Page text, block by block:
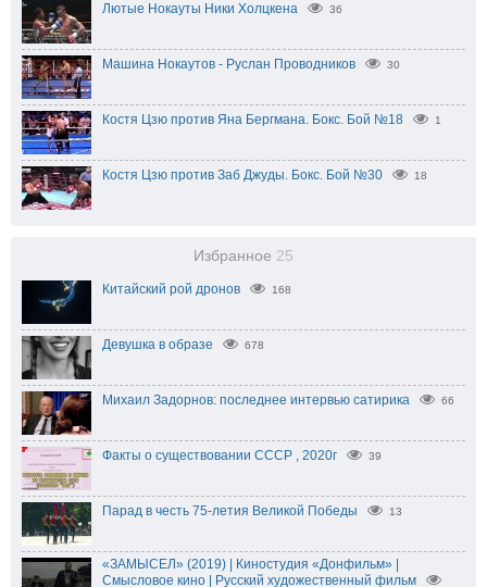
Лютые Нокауты Ники Холцкена 36
Машина Нокаутов - Руслан Проводников 30
Костя Цзю против Яна Бергмана. Бокс. Бой №18 1
Костя Цзю против Заб Джуды. Бокс. Бой №30 18
Избранное 25
Китайский рой дронов 168
Девушка в образе 678
Михаил Задорнов: последнее интервью сатирика 66
Факты о существовании СССР , 2020г 39
Парад в честь 75-летия Великой Победы 13
«ЗАМЫСЕЛ» (2019) | Киностудия «Донфильм» |
Смысловое кино | Русский художественный фильм